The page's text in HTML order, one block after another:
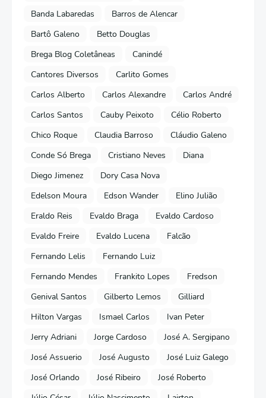
Banda Labaredas
Barros de Alencar
Bartô Galeno
Betto Douglas
Brega Blog Coletâneas
Canindé
Cantores Diversos
Carlito Gomes
Carlos Alberto
Carlos Alexandre
Carlos André
Carlos Santos
Cauby Peixoto
Célio Roberto
Chico Roque
Claudia Barroso
Cláudio Galeno
Conde Só Brega
Cristiano Neves
Diana
Diego Jimenez
Dory Casa Nova
Edelson Moura
Edson Wander
Elino Julião
Eraldo Reis
Evaldo Braga
Evaldo Cardoso
Evaldo Freire
Evaldo Lucena
Falcão
Fernando Lelis
Fernando Luiz
Fernando Mendes
Frankito Lopes
Fredson
Genival Santos
Gilberto Lemos
Gilliard
Hilton Vargas
Ismael Carlos
Ivan Peter
Jerry Adriani
Jorge Cardoso
José A. Sergipano
José Assuerio
José Augusto
José Luiz Galego
José Orlando
José Ribeiro
José Roberto